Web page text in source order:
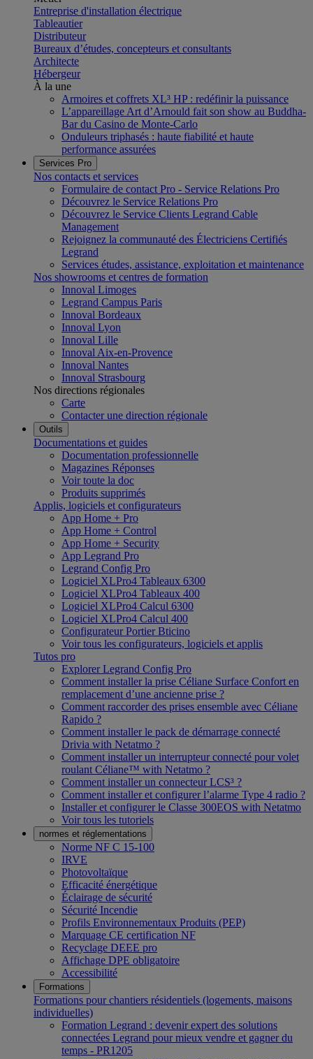
Entreprise d'installation électrique
Tableautier
Distributeur
Bureaux d’études, concepteurs et consultants
Architecte
Hébergeur
À la une
Armoires et coffrets XL³ HP : redéfinir la puissance
L’appareillage Art d’Arnould fait son show au Buddha-
Bar du Casino de Monte-Carlo
Onduleurs triphasés : haute fiabilité et haute
performance assurées
Services Pro
Nos contacts et services
Formulaire de contact Pro - Service Relations Pro
Découvrez le Service Relations Pro
Découvrez le Service Clients Legrand Cable
Management
Rejoignez la communauté des Électriciens Certifiés
Legrand
Services études, assistance, exploitation et maintenance
Nos showrooms et centres de formation
Innoval Limoges
Legrand Campus Paris
Innoval Bordeaux
Innoval Lyon
Innoval Lille
Innoval Aix-en-Provence
Innoval Nantes
Innoval Strasbourg
Nos directions régionales
Carte
Contacter une direction régionale
Outils
Documentations et guides
Documentation professionnelle
Magazines Réponses
Voir toute la doc
Produits supprimés
Applis, logiciels et configurateurs
App Home + Pro
App Home + Control
App Home + Security
App Legrand Pro
Legrand Config Pro
Logiciel XLPro4 Tableaux 6300
Logiciel XLPro4 Tableaux 400
Logiciel XLPro4 Calcul 6300
Logiciel XLPro4 Calcul 400
Configurateur Portier Bticino
Voir tous les configurateurs, logiciels et applis
Tutos pro
Explorer Legrand Config Pro
Comment installer la prise Céliane Surface Confort en
remplacement d’une ancienne prise ?
Comment raccorder des prises ensemble avec Céliane
Rapido ?
Comment installer le pack de démarrage connecté
Drivia with Netatmo ?
Comment installer un interrupteur connecté pour volet
roulant Céliane™ with Netatmo ?
Comment installer un connecteur LCS³ ?
Comment installer et configurer l’alarme Type 4 radio ?
Installer et configurer le Classe 300EOS with Netatmo
Voir tous les tutoriels
normes et réglementations
Norme NF C 15-100
IRVE
Photovoltaïque
Efficacité énergétique
Éclairage de sécurité
Sécurité Incendie
Profils Environnementaux Produits (PEP)
Marquage CE certification NF
Recyclage DEEE pro
Affichage DPE obligatoire
Accessibilité
Formations
Formations pour chantiers résidentiels (logements, maisons
individuelles)
Formation Legrand : devenir expert des solutions
connectées Legrand pour mieux vendre et gagner du
temps - PR1205